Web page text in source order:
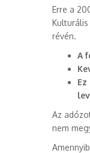
Erre a
révén.
A
Az
nem